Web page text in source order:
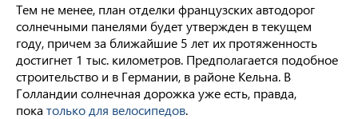
Тем не менее, план отделки французских автодорог
солнечными панелями будет утвержден в текущем
году, причем за ближайшие 5 лет их протяженность
достигнет 1 тыс. километров. Предполагается подобное
строительство и в Германии, в районе Кельна. В
Голландии солнечная дорожка уже есть, правда,
пока только для велосипедов.